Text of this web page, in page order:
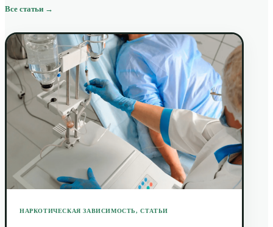
Все статьи →
НАРКОТИЧЕСКАЯ ЗАВИСИМОСТЬ,СТАТЬИ